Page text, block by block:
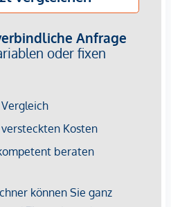
Wohnküche, diese ist direkt
Highlight ist das geräumige
Das moderne Bad
sowie ein
angenehm temperiertes
und die
Ergänzt wird